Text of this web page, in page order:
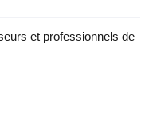
et professionnels de